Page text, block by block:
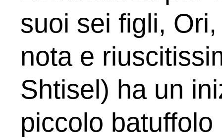
suoi sei figli,
nota e
Shtisel) ha un
piccolo